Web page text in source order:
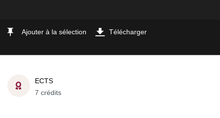
Ajouter à la sélection Télécharger
ECTS
7 crédits